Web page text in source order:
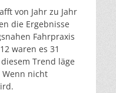
von Jahr zu Jahr
die Ergebnisse
Fahrpraxis
waren es 31
Trend läge
Wenn nicht